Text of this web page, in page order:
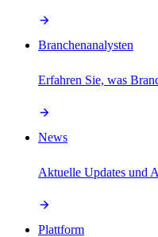
Branchenanalysten
Erfahren Sie, was
News
Aktuelle Updates und
Plattform